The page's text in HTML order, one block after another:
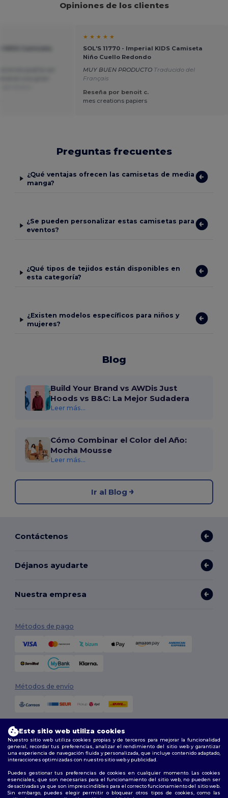
Opiniones de los clientes
★ ★ ★ ★ ★
SOL'S 11770 - Imperial KIDS Camiseta
Niño Cuello Redondo
MUY BUEN PRODUCTO Traducido del
Français
Reseña por benoit c.
mes creations papiers
Preguntas frecuentes
¿Qué ventajas ofrecen las camisetas de media
manga?
¿Se pueden personalizar estas camisetas para
eventos?
¿Qué tipos de tejidos están disponibles en
esta categoría?
¿Existen modelos específicos para niños y
mujeres?
Blog
Build Your Brand vs AWDis Just
Hoods vs B&C: La Mejor Sudadera
Leer más...
Cómo Combinar el Color del Año:
Mocha Mousse
Leer más...
Ir al Blog
Contáctenos
Déjanos ayudarte
Nuestra empresa
Métodos de pago
Métodos de envío
Síguenos
Este sitio web utiliza cookies
Nuestro sitio web utiliza cookies propias y de terceros para mejorar la funcionalidad
general, recordar tus preferencias, analizar el rendimiento del sitio web y garantizar
una experiencia de navegación fluida y personalizada, que incluye contenido adaptado,
interacciones optimizadas con nuestro sitio web y publicidad.
Puedes gestionar tus preferencias de cookies en cualquier momento. Las cookies
esenciales, que son necesarias para el funcionamiento del sitio web, no pueden ser
desactivadas ya que son imprescindibles para el correcto funcionamiento del sitio web.
Sin embargo, puedes elegir permitir o bloquear otros tipos de cookies, como las